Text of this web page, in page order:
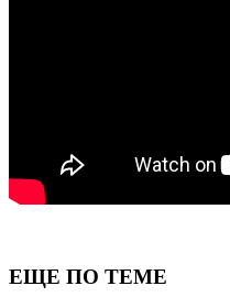
ЕЩЕ ПО ТЕМЕ